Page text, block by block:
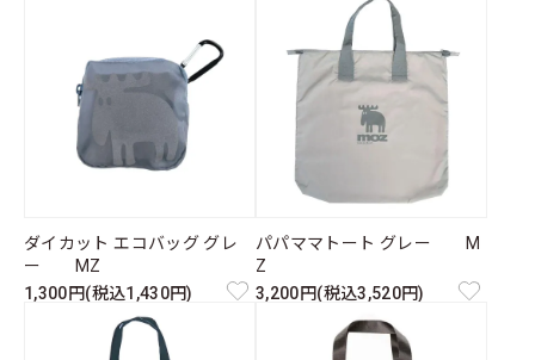
ダイカット エコバッグ グレ
ー MZ
1,300円(税込1,430円)
パパママトート グレー M
Z
3,200円(税込3,520円)